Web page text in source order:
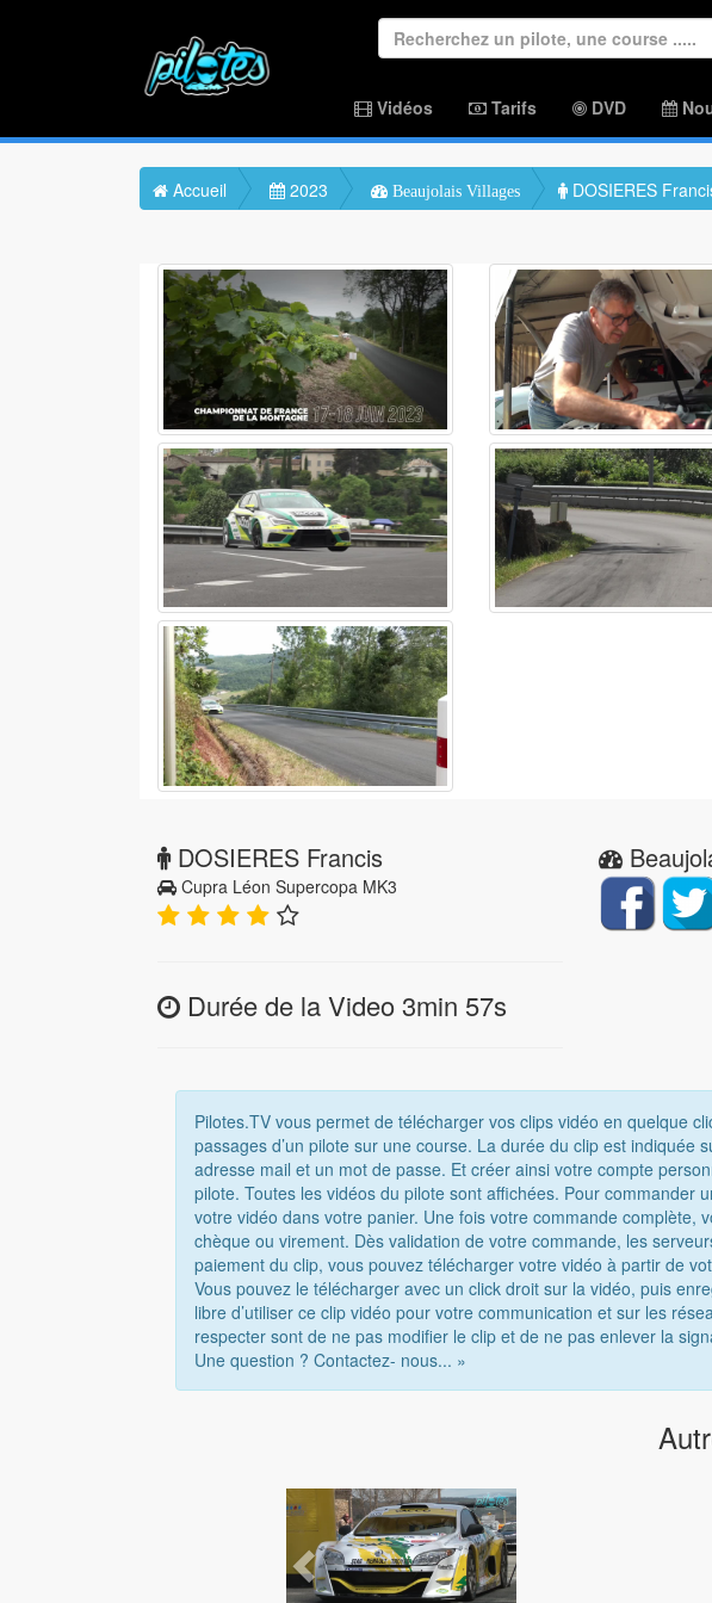
Vidéos Tarifs DVD
Accueil 2023 Beaujolais Villages DOSIERES
DOSIERES Francis
Cupra Léon Supercopa MK3
Durée de la Video 3min 57s
Pilotes.TV vous permet de télécharger vos clips vidéo en quelque
passages d’un pilote sur une course. La durée du clip est
adresse mail et un mot de passe. Et créer ainsi votre compte
pilote. Toutes les vidéos du pilote sont affichées. Pour commander
votre vidéo dans votre panier. Une fois votre commande
chèque ou virement. Dès validation de votre commande, les
paiement du clip, vous pouvez télécharger votre vidéo à partir de
Vous pouvez le télécharger avec un click droit sur la vidéo, puis
libre d’utiliser ce clip vidéo pour votre communication et sur les
respecter sont de ne pas modifier le clip et de ne pas enlever la
Une question ? Contactez- nous... »